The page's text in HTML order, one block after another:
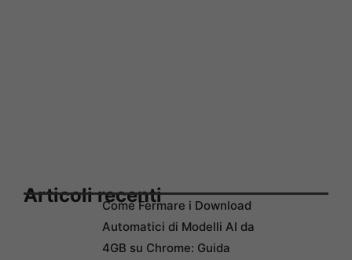
Articoli recentiCome Fermare i Download
Automatici di Modelli AI da
4GB su Chrome: Guida